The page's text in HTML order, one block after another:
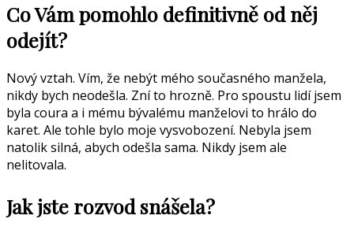
Co Vám pomohlo definitivně od něj
odejít?
Nový vztah. Vím, že nebýt mého současného manžela,
nikdy bych neodešla. Zní to hrozně. Pro spoustu lidí jsem
byla coura a i mému bývalému manželovi to hrálo do
karet. Ale tohle bylo moje vysvobození. Nebyla jsem
natolik silná, abych odešla sama. Nikdy jsem ale
nelitovala.
Jak jste rozvod snášela?